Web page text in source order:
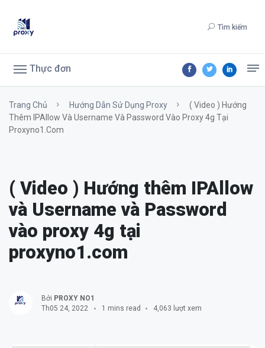
Tìm kiếm
Thực đơn
Trang Chủ Hướng Dẫn Sử Dụng Proxy
( Video ) Hướng
Thêm IPAllow Và Username Và Password Vào Proxy 4g Tại
Proxyno1.com
( Video ) Hướng thêm IPAllow
và Username và Password
vào proxy 4g tại
proxyno1.com
Bởi PROXY NO1
Th05 24, 2022
1 mins read 4,063 lượt xem